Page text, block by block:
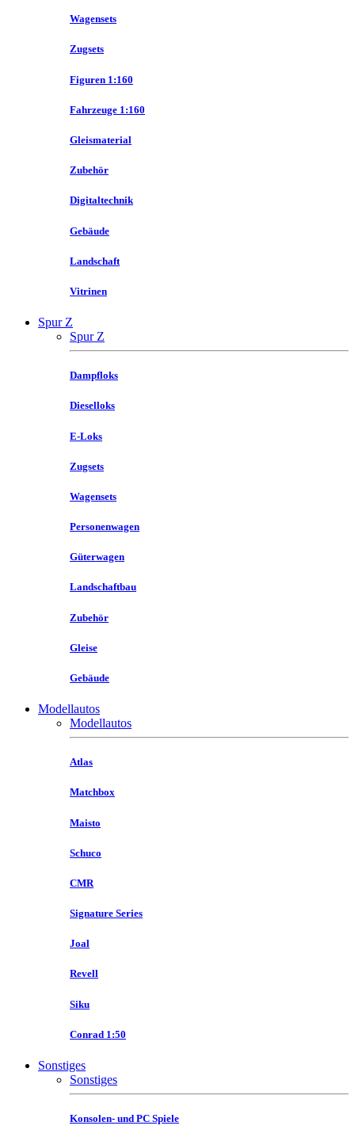
Wagensets
Zugsets
Figuren 1:160
Fahrzeuge 1:160
Gleismaterial
Zubehör
Digitaltechnik
Gebäude
Landschaft
Vitrinen
Spur Z
Spur Z
Dampfloks
Dieselloks
E-Loks
Zugsets
Wagensets
Personenwagen
Güterwagen
Landschaftbau
Zubehör
Gleise
Gebäude
Modellautos
Modellautos
Atlas
Matchbox
Maisto
Schuco
CMR
Signature Series
Joal
Revell
Siku
Conrad 1:50
Sonstiges
Sonstiges
Konsolen- und PC Spiele